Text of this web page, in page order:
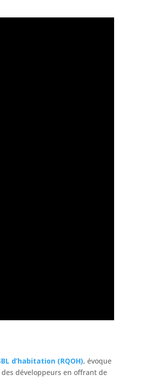
d’habitation (RQOH), évoque
développeurs en offrant de